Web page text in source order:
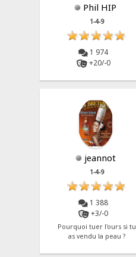
Phil HIP
1-4-9
1 974
+20/-0
jeannot
1-4-9
1 388
+3/-0
Pourquoi tuer l'ours si tu
as vendu la peau ?